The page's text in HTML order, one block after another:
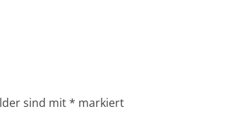
sind mit* markiert